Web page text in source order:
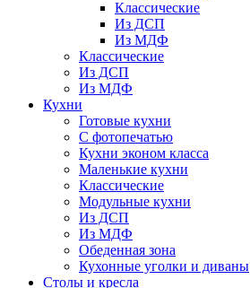
Классические
Из ДСП
Из МДФ
Классические
Из ДСП
Из МДФ
Кухни
Готовые кухни
С фотопечатью
Кухни эконом класса
Маленькие кухни
Классические
Модульные кухни
Из ДСП
Из МДФ
Обеденная зона
Кухонные уголки и диваны
Столы и кресла